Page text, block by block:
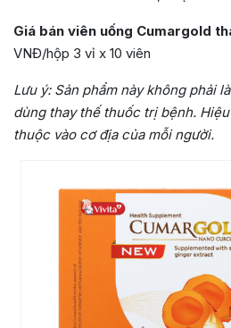
Giá bán viên uống Cumargold
VNĐ/hộp 3 vỉ x 10 viên
Lưu ý: Sản phẩm này không phải
dùng thay thế thuốc trị bệnh.
thuộc vào cơ địa của mỗi người.